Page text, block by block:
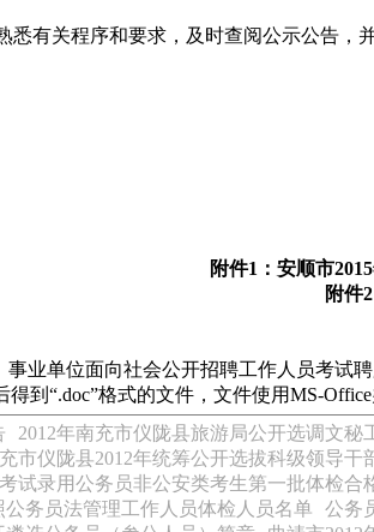
有关程序和要求，及时查阅公示公告，
附件1：安顺市
附件2
业单位面向社会公开招聘工作人员考试
到“.doc”格式的文件，文件使用MS-
2012年南充市仪陇县旅游局公开选调文秘
市仪陇县2012年统筹公开选拔科级领导干
试录用公务员非公安类考生第一批体检合
务员法管理工作人员体检人员名单
公务